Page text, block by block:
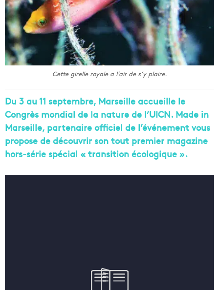
Cette girelle royale a l’air de s’y plaire.
Du 3 au 11 septembre, Marseille accueille le
Congrès mondial de la nature de l’UICN. Made in
Marseille, partenaire officiel de l’événement vous
propose de découvrir son tout premier magazine
hors-série spécial « transition écologique ».